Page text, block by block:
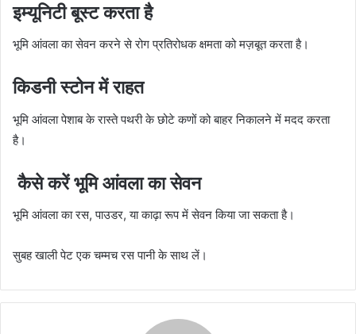
इम्यूनिटी बूस्ट करता है
भूमि आंवला का सेवन करने से रोग प्रतिरोधक क्षमता को मज़बूत करता है।
किडनी स्टोन में राहत
भूमि आंवला पेशाब के रास्ते पथरी के छोटे कणों को बाहर निकालने में मदद करता
है।
कैसे करें भूमि आंवला का सेवन
भूमि आंवला का रस, पाउडर, या काढ़ा रूप में सेवन किया जा सकता है।
सुबह खाली पेट एक चम्मच रस पानी के साथ लें।